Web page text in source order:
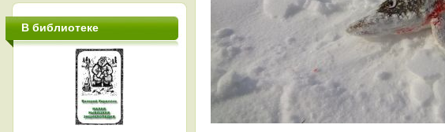
В библиотеке